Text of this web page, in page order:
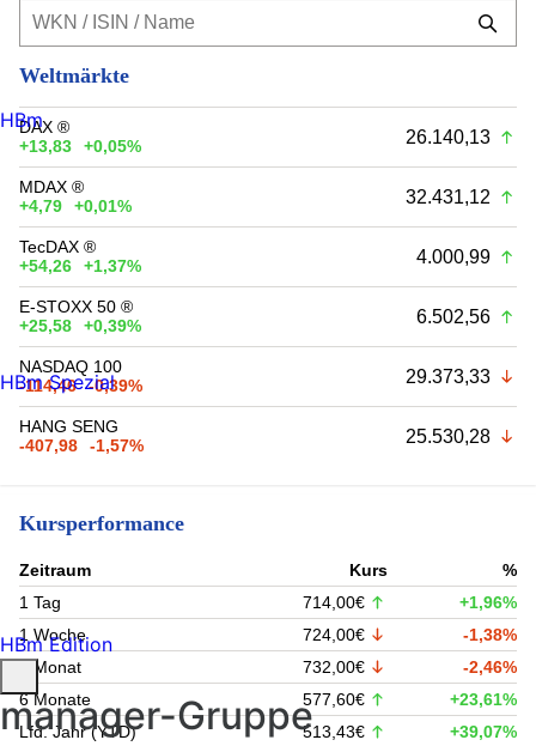
Weltmärkte
DAX ®
+13,83
+0,05% 26.140,13
MDAX ®
+4,79
+0,01% 32.431,12
TecDAX ®
+54,26
+1,37% 4.000,99
E-STOXX 50 ®
+25,58
+0,39% 6.502,56
NASDAQ 100
-114,46
-0,39% 29.373,33
HANG SENG
-407,98
-1,57% 25.530,28
Kursperformance
Zeitraum Kurs
%
1 Tag
714,00€
+1,96%
1 Woche
724,00€
-1,38%
1 Monat
732,00€
-2,46%
6 Monate
577,60€
+23,61%
Lfd. Jahr (YTD)
513,43€
+39,07%
HBm
HBm Spezial
HBm Edition
manager-Gruppe